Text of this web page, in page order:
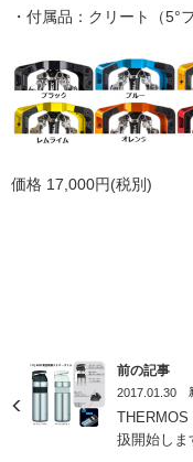
・付属品：クリート（5°
価格 17,000円(税別)
前の記事
2017.01.30
THERMOS
扱開始しま